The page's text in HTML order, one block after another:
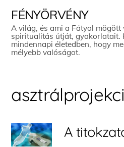
content
FÉNYÖRVÉNY
A világ, és ami a Fátyol mögött
spiritualitás útját, gyakorlatait.
mindennapi életedben, hogy
mélyebb valóságot.
A